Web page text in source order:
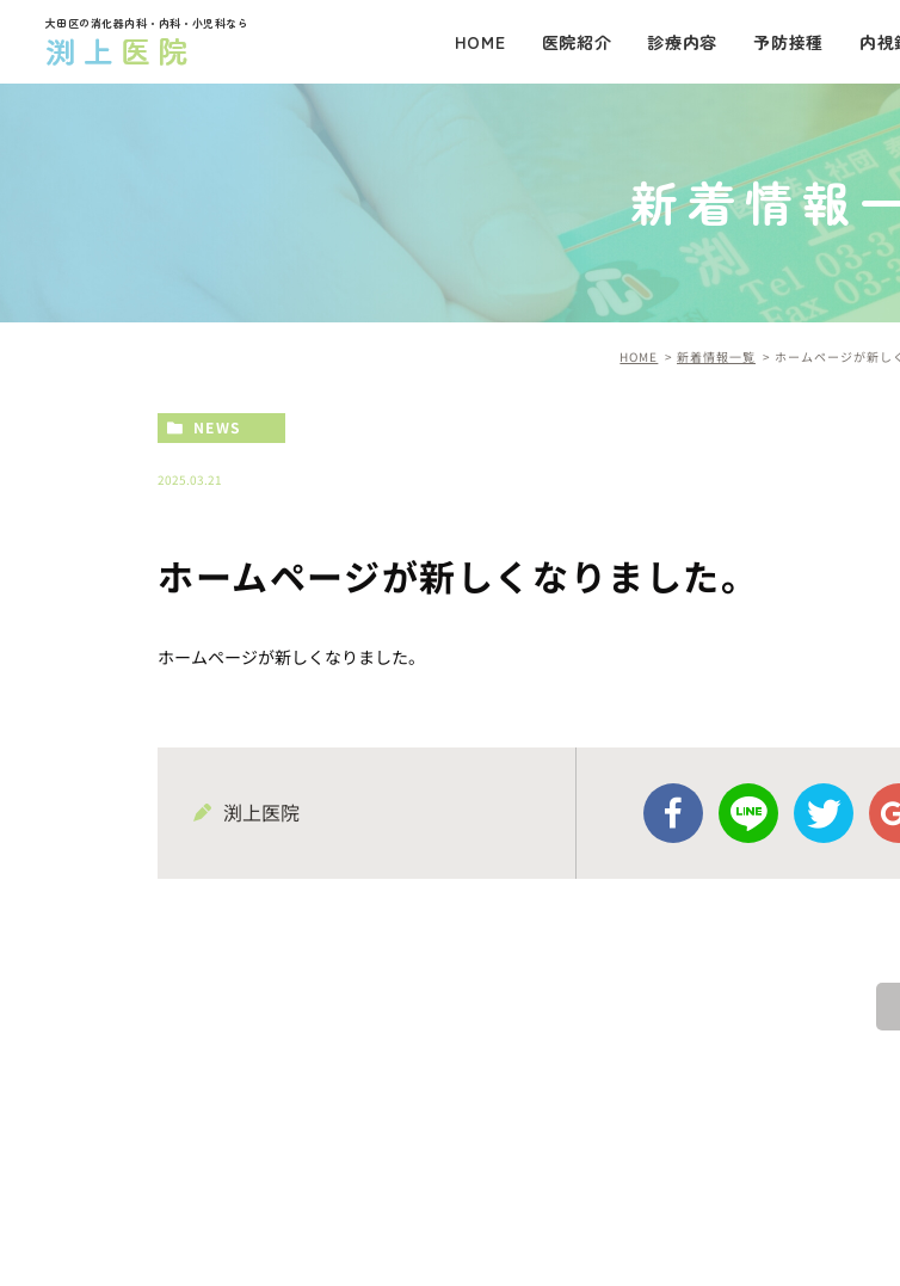
大田区の消化器内科・内科・小児科なら
HOME 医院紹介 診療内容
消化器・肝臓内科
予防接種 内視
新着情報
HOME 新着情報一覧 ホームページが新し
NEWS
2025.03.21
ホームページが新しくなりました。
ホームページが新しくなりました。
渕上医院